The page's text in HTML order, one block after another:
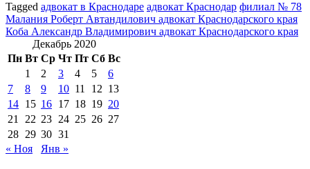
Tagged адвокат в Краснодаре адвокат Краснодар филиал № 78
Навигация
по
записям
Малания Роберт Автандилович адвокат Краснодарского края
Коба Александр Владимирович адвокат Краснодарского края
Декабрь 2020
Пн Вт Ср Чт Пт Сб Вс
1
2 3 4 5
6
7
8 9 10 11 12 13
14 15 16 17 18 19 20
21
22 23 24 25 26 27
28 29 30 31
« Ноя
Янв »